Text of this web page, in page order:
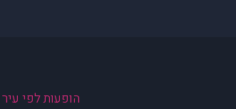
הופעות לפי עיר